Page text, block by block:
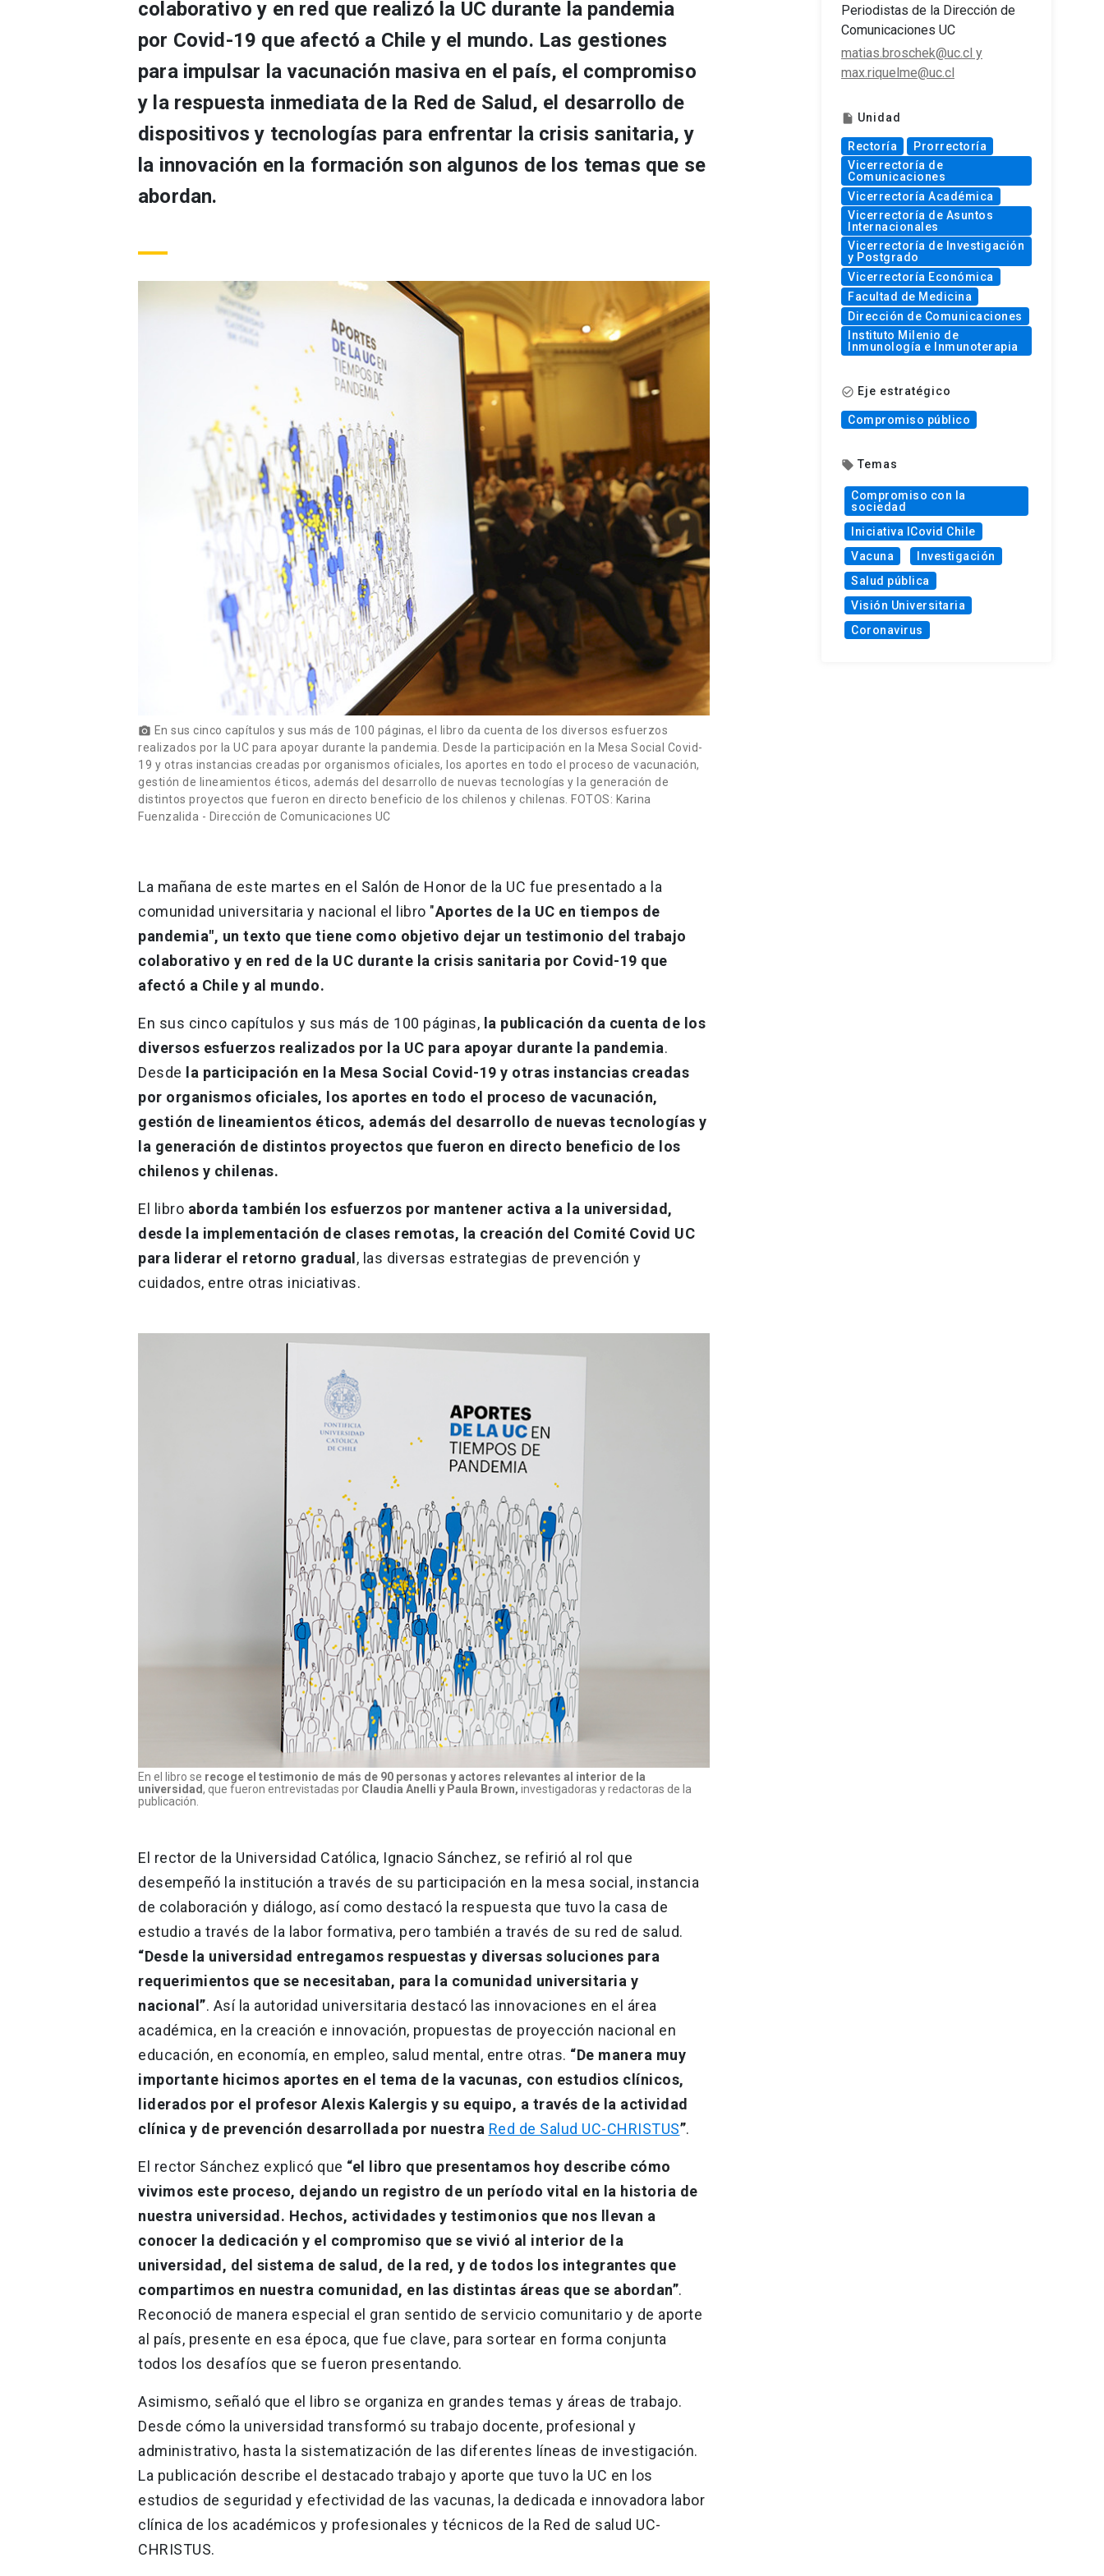
colaborativo y en red que realizó la UC durante la pandemia
por Covid-19 que afectó a Chile y el mundo. Las gestiones
para impulsar la vacunación masiva en el país, el compromiso
y la respuesta inmediata de la Red de Salud, el desarrollo de
dispositivos y tecnologías para enfrentar la crisis sanitaria, y
la innovación en la formación son algunos de los temas que se
abordan.
photo_camera En sus cinco capítulos y sus más de 100 páginas, el libro da cuenta de los diversos esfuerzos
realizados por la UC para apoyar durante la pandemia. Desde la participación en la Mesa Social Covid-
19 y otras instancias creadas por organismos oficiales, los aportes en todo el proceso de vacunación,
gestión de lineamientos éticos, además del desarrollo de nuevas tecnologías y la generación de
distintos proyectos que fueron en directo beneficio de los chilenos y chilenas. FOTOS: Karina
Fuenzalida - Dirección de Comunicaciones UC
La mañana de este martes en el Salón de Honor de la UC fue presentado a la
comunidad universitaria y nacional el libro "Aportes de la UC en tiempos de
pandemia", un texto que tiene como objetivo dejar un testimonio del trabajo
colaborativo y en red de la UC durante la crisis sanitaria por Covid-19 que
afectó a Chile y al mundo.
En sus cinco capítulos y sus más de 100 páginas, la publicación da cuenta de los
diversos esfuerzos realizados por la UC para apoyar durante la pandemia.
Desde
la participación en la Mesa Social Covid-19 y otras instancias creadas
por organismos oficiales, los aportes en todo el proceso de vacunación,
gestión de lineamientos éticos, además del desarrollo de nuevas tecnologías y
la generación de distintos proyectos que fueron en directo beneficio de los
chilenos y chilenas.
El libro aborda también los esfuerzos por mantener activa a la universidad,
desde la implementación de clases remotas, la creación del Comité Covid UC
para liderar el retorno gradual , las diversas estrategias de prevención y
cuidados, entre otras iniciativas.
En el libro se recoge el testimonio de más de 90 personas y actores relevantes al interior de la
universidad, que fueron entrevistadas por Claudia Anelli y Paula Brown, investigadoras y redactoras de la
publicación.
El rector de la Universidad Católica, Ignacio Sánchez, se refirió al rol que
desempeñó la institución a través de su participación en la mesa social, instancia
de colaboración y diálogo, así como destacó la respuesta que tuvo la casa de
estudio a través de la labor formativa, pero también a través de su red de salud.
“Desde la universidad entregamos respuestas y diversas soluciones para
requerimientos que se necesitaban, para la comunidad universitaria y
nacional”. Así la autoridad universitaria destacó las innovaciones en el área
académica, en la creación e innovación, propuestas de proyección nacional en
educación, en economía, en empleo, salud mental, entre otras. “De manera muy
importante hicimos aportes en el tema de la vacunas, con estudios clínicos,
liderados por el profesor Alexis Kalergis y su equipo, a través de la actividad
clínica y de prevención desarrollada por nuestra Red de Salud UC-CHRISTUS”.
El rector Sánchez explicó que “el libro que presentamos hoy describe cómo
vivimos este proceso, dejando un registro de un período vital en la historia de
nuestra universidad. Hechos, actividades y testimonios que nos llevan a
conocer la dedicación y el compromiso que se vivió al interior de la
universidad, del sistema de salud, de la red, y de todos los integrantes que
compartimos en nuestra comunidad, en las distintas áreas que se abordan”.
Reconoció de manera especial el gran sentido de servicio comunitario y de aporte
al país, presente en esa época, que fue clave, para sortear en forma conjunta
todos los desafíos que se fueron presentando.
Asimismo, señaló que el libro se organiza en grandes temas y áreas de trabajo.
Desde cómo la universidad transformó su trabajo docente, profesional y
administrativo, hasta la sistematización de las diferentes líneas de investigación.
La publicación describe el destacado trabajo y aporte que tuvo la UC en los
estudios de seguridad y efectividad de las vacunas, la dedicada e innovadora labor
clínica de los académicos y profesionales y técnicos de la Red de salud UC-
CHRISTUS.
Periodistas de la Dirección de
Comunicaciones UC
matias.broschek@uc.cl y
max.riquelme@uc.cl
insert_drive_file Unidad
Rectoría
Prorrectoría
Vicerrectoría de
Comunicaciones
Vicerrectoría Académica
Vicerrectoría de Asuntos
Internacionales
Vicerrectoría de Investigación
y Postgrado
Vicerrectoría Económica
Facultad de Medicina
Dirección de Comunicaciones
Instituto Milenio de
Inmunología e Inmunoterapia
check_circle_outline Eje estratégico
Compromiso público
local_offer Temas
Compromiso con la
sociedad
Iniciativa ICovid Chile
Vacuna
Investigación
Salud pública
Visión Universitaria
Coronavirus